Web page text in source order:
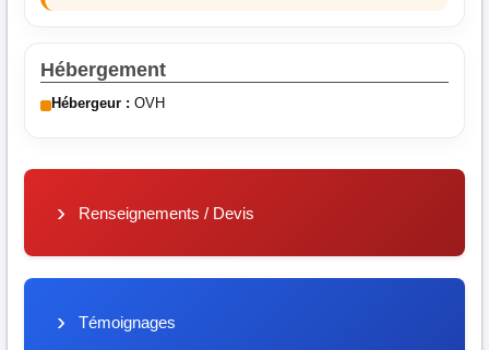
Hébergement
Hébergeur : OVH
Renseignements / Devis
Témoignages